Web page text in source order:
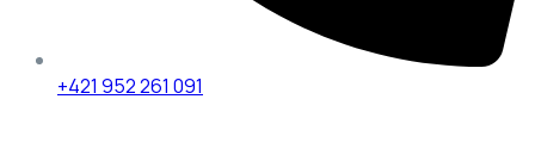
+421 952 261 091